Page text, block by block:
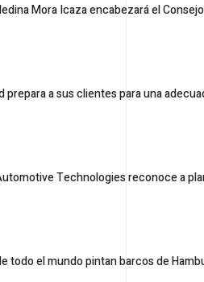
Mora Icaza encabezará el
prepara a sus clientes para una
Technologies reconoce a
todo el mundo pintan barcos de